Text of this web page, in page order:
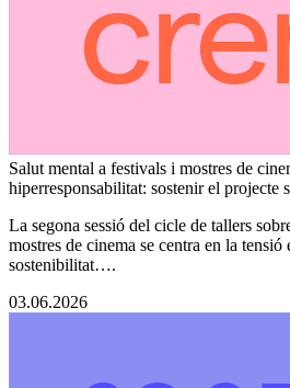
Salut mental a festivals i mostres de
hiperresponsabilitat: sostenir el projecte
La segona sessió del cicle de tallers
mostres de cinema se centra en la
sostenibilitat….
03.06.2026